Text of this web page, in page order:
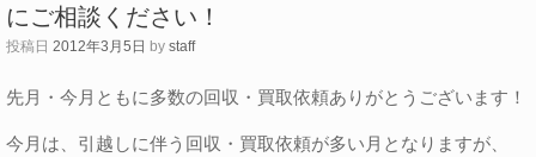
にご相談ください！
投稿日 2012年3月5日 by staff
先月・今月ともに多数の回収・買取依頼ありがとうございます！
今月は、引越しに伴う回収・買取依頼が多い月となりますが、